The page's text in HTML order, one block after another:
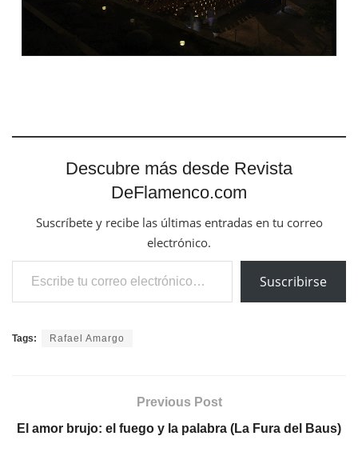
Descubre más desde Revista
DeFlamenco.com
Suscríbete y recibe las últimas entradas en tu correo
electrónico.
Escribe tu correo electrónico…
Suscribirse
Tags: Rafael Amargo
Previous Post
El amor brujo: el fuego y la palabra (La Fura del Baus)